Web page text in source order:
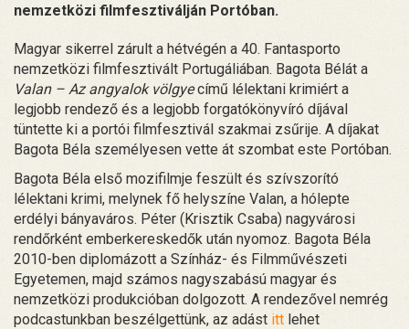
nemzetközi filmfesztiválján Portóban.
Magyar sikerrel zárult a hétvégén a 40. Fantasporto
nemzetközi filmfesztivált Portugáliában. Bagota Bélát a
Valan – Az angyalok völgyecímű lélektani krimiért a
legjobb rendező és a legjobb forgatókönyvíró díjával
tüntette ki a portói filmfesztivál szakmai zsűrije. A díjakat
Bagota Béla személyesen vette át szombat este Portóban.
Bagota Béla első mozifilmje feszült és szívszorító
lélektani krimi, melynek fő helyszíne Valan, a hólepte
erdélyi bányaváros. Péter (Krisztik Csaba) nagyvárosi
rendőrként emberkereskedők után nyomoz. Bagota Béla
2010-ben diplomázott a Színház- és Filmművészeti
Egyetemen, majd számos nagyszabású magyar és
nemzetközi produkcióban dolgozott. A rendezővel nemrég
podcastunkban beszélgettünk, az adást itt lehet